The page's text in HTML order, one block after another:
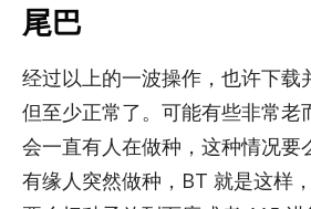
尾巴
经过以上的一波操作，也许下载
但至少正常了。可能有些非常老
会一直有人在做种，这种情况要
有缘人突然做种，BT 就是这样